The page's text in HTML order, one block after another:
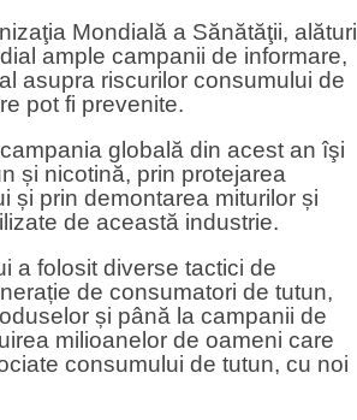
Mondială a Sănătăţii, alături
ample campanii de informare,
asupra riscurilor consumului de
pot fi prevenite.
campania globală din acest an îşi
și nicotină, prin protejarea
și prin demontarea miturilor și
de această industrie.
a folosit diverse tactici de
de consumatori de tutun,
și până la campanii de
milioanelor de oameni care
consumului de tutun, cu noi